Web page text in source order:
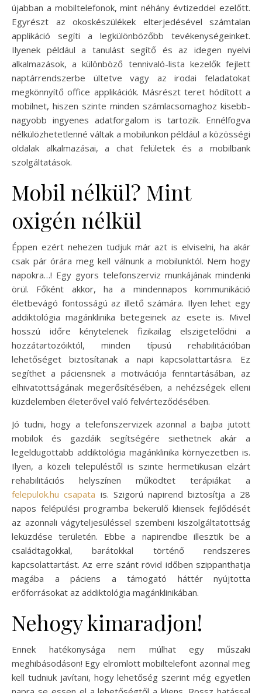
újabban a mobiltelefonok, mint néhány évtizeddel ezelőtt.
Egyrészt az okoskészülékek elterjedésével számtalan
applikáció segíti a legkülönbözőbb tevékenységeinket.
Ilyenek például a tanulást segítő és az idegen nyelvi
alkalmazások, a különböző tennivaló-lista kezelők fejlett
naptárrendszerbe ültetve vagy az irodai feladatokat
megkönnyítő office applikációk. Másrészt teret hódított a
mobilnet, hiszen szinte minden számlacsomaghoz kisebb-
nagyobb ingyenes adatforgalom is tartozik. Ennélfogva
nélkülözhetetlenné váltak a mobilunkon például a közösségi
oldalak alkalmazásai, a chat felületek és a mobilbank
szolgáltatások.
Mobil nélkül? Mint
oxigén nélkül
Éppen ezért nehezen tudjuk már azt is elviselni, ha akár
csak pár órára meg kell válnunk a mobilunktól. Nem hogy
napokra…! Egy gyors telefonszerviz munkájának mindenki
örül. Főként akkor, ha a mindennapos kommunikáció
életbevágó fontosságú az illető számára. Ilyen lehet egy
addiktológia magánklinika betegeinek az esete is. Mivel
hosszú időre kénytelenek fizikailag elszigetelődni a
hozzátartozóiktól, minden típusú rehabilitációban
lehetőséget biztosítanak a napi kapcsolattartásra. Ez
segíthet a páciensnek a motivációja fenntartásában, az
elhivatottságának megerősítésében, a nehézségek elleni
küzdelemben életerővel való felvérteződésében.
Jó tudni, hogy a telefonszervizek azonnal a bajba jutott
mobilok és gazdáik segítségére siethetnek akár a
legeldugottabb addiktológia magánklinika környezetben is.
Ilyen, a közeli településtől is szinte hermetikusan elzárt
rehabilitációs helyszínen működtet terápiákat a
felepulok.hu csapata is. Szigorú napirend biztosítja a 28
napos felépülési programba bekerülő kliensek fejlődését
az azonnali vágyteljesüléssel szembeni kiszolgáltatottság
leküzdése területén. Ebbe a napirendbe illesztik be a
családtagokkal, barátokkal történő rendszeres
kapcsolattartást. Az erre szánt rövid időben szippanthatja
magába a páciens a támogató háttér nyújtotta
erőforrásokat az addiktológia magánklinikában.
Nehogy kimaradjon!
Ennek hatékonysága nem múlhat egy műszaki
meghibásodáson! Egy elromlott mobiltelefont azonnal meg
kell tudniuk javítani, hogy lehetőség szerint még egyetlen